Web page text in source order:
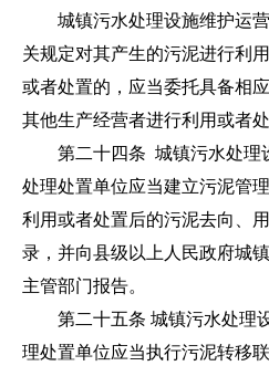
城镇污水处理设施维护运
关规定对其产生的污泥进行利
或者处置的，应当委托具备相
其他生产经营者进行利用或者处
第二十四条 城镇污水处理
处理处置单位应当建立污泥管
利用或者处置后的污泥去向、
录，并向县级以上人民政府城
主管部门报告。
第二十五条 城镇污水处理
理处置单位应当执行污泥转移